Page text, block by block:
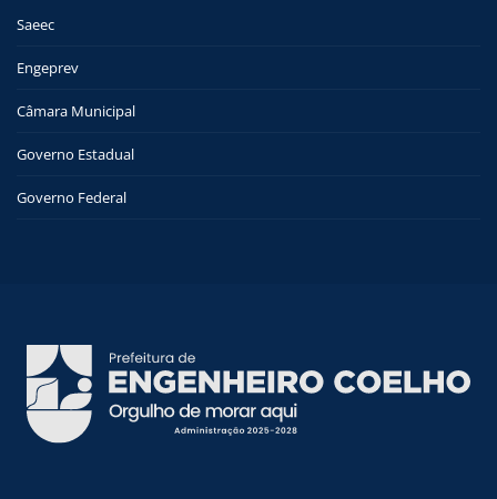
Saeec
Engeprev
Câmara Municipal
Governo Estadual
Governo Federal